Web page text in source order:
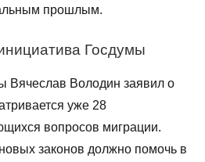
прошлым.
Госдумы
Вячеслав Володин заявил о
уже 28
вопросов миграции.
законов должно помочь в